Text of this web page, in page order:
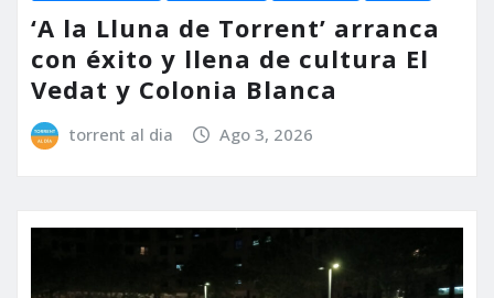
‘A la Lluna de Torrent’ arranca
con éxito y llena de cultura El
Vedat y Colonia Blanca
torrent al dia Ago 3, 2026